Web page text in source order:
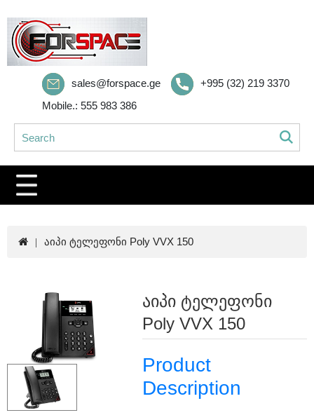
sales@forspace.ge
+995 (32) 219 3370
Mobile.: 555 983 386
აიპი ტელეფონი Poly VVX 150
აიპი ტელეფონი
Poly VVX 150
Product
Description